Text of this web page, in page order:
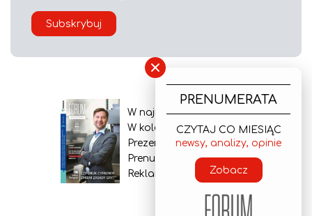
Subskrybuj
W najnowszym wydaniu
W kolejnym numerze
Prezentacja gazety
Prenumerata
Reklama
×
PRENUMERATA
CZYTAJ CO MIESIĄC
newsy, analizy, opinie
Zobacz